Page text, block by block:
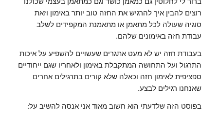
רוצים להבין איך להרגיש את החזה טוב יותר באימון וזאת
סוגיה שעולה לכל מתאמן או מתאמנת המקפידים לשלב
עבודת חזה באימונים שלהם.
בעבודת חזה יש לא מעט אתגרים שעשויים להשפיע על איכות
התרגול ועל התחושה המתקבלת באימון ולאחריו שגם ייחודיים
ספציפית לאימון חזה וכאלה שלא קורים בתרגילים אחרים
שאנחנו רגילים לבצע.
בפוסט הזה שלדעתי הוא חשוב מאוד אני אנסה להשיב על: